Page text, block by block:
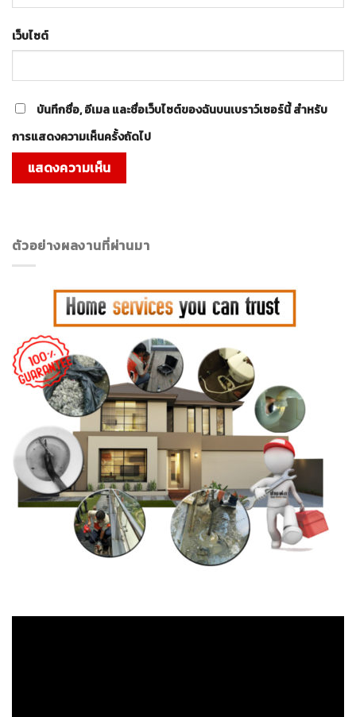
เว็บไซต์
บันทึกชื่อ, อีเมล และชื่อเว็บไซต์ของฉันบนเบราว์เซอร์นี้ สำหรับ
การแสดงความเห็นครั้งถัดไป
ตัวอย่างผลงานที่ผ่านมา